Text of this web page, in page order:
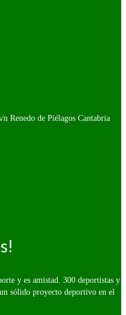
n Renedo de Piélagos Cantabria
y es amistad. 300 deportistas y
sólido proyecto deportivo en el